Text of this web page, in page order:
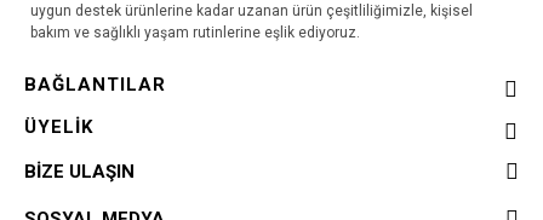
uygun destek ürünlerine kadar uzanan ürün çeşitliliğimizle, kişisel
bakım ve sağlıklı yaşam rutinlerine eşlik ediyoruz.
BAĞLANTILAR
ÜYELİK
BİZE ULAŞIN